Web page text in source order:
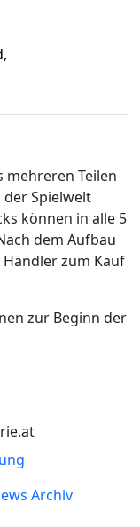
mehreren Teilen
Spielwelt
können in alle 5
dem Aufbau
zum Kauf
zur Beginn der
Archiv